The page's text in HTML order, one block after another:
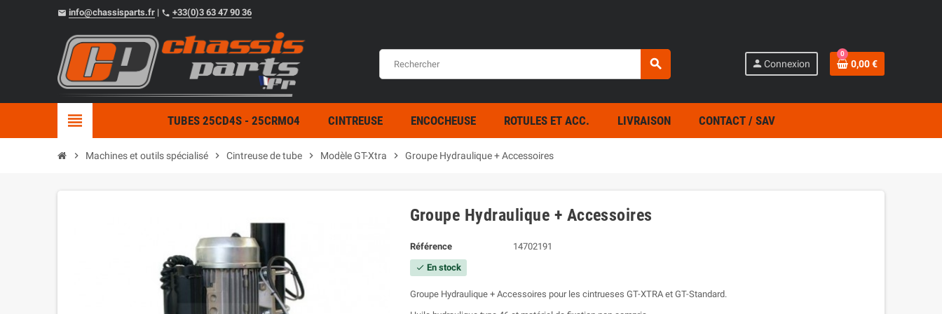
email info@chassisparts.fr | phone +33(0)3 63 47 90 36
search person Connexion
0
0,00 €
view_headline TUBES 25CD4S - 25CRMO4 CINTREUSE ENCOCHEUSE ROTULES ET ACC. LIVRAISON CONTACT / SAV
chevron_right Machines et outils spécialisé chevron_right Cintreuse de tube chevron_right Modèle GT-Xtra chevron_right Groupe Hydraulique + Accessoires
Groupe Hydraulique + Accessoires
Référence 14702191
check En stock
Groupe Hydraulique + Accessoires pour les cintrueses GT-XTRA et GT-Standard.